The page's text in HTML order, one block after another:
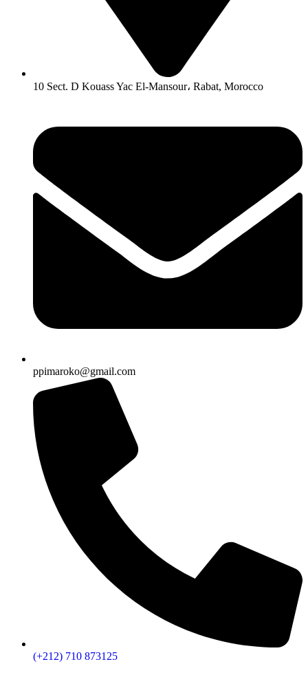
10 Sect. D Kouass Yac El-Mansour، Rabat, Morocco
ppimaroko@gmail.com
(+212) 710 873125